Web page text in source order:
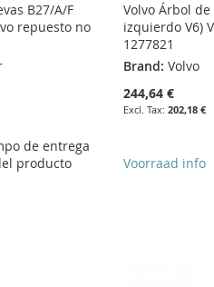
B27/A/F
repuesto no
de entrega
producto
Volvo Árbol de
izquierdo V6)
1277821
Brand: Volvo
244,64 €
202,18 €
Voorraad info